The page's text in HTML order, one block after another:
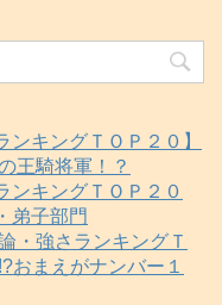
ンキングＴＯＰ２０】
王騎将軍！？
ンキングＴＯＰ２０
弟子部門
・強さランキングＴ
おまえがナンバー１